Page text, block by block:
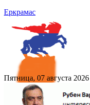
Еркрамас
Пятница, 07 августа 2026